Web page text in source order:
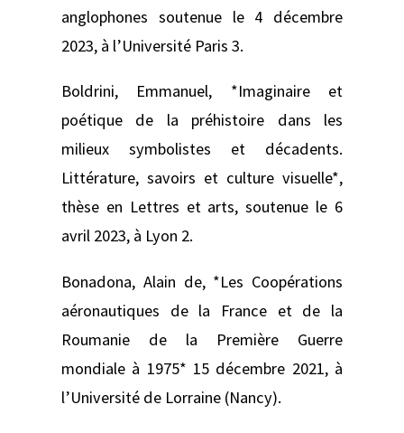
anglophones soutenue le 4 décembre
2023, à l’Université Paris 3.
Boldrini, Emmanuel, *Imaginaire et
poétique de la préhistoire dans les
milieux symbolistes et décadents.
Littérature, savoirs et culture visuelle*,
thèse en Lettres et arts, soutenue le 6
avril 2023, à Lyon 2.
Bonadona, Alain de, *Les Coopérations
aéronautiques de la France et de la
Roumanie de la Première Guerre
mondiale à 1975* 15 décembre 2021, à
l’Université de Lorraine (Nancy).